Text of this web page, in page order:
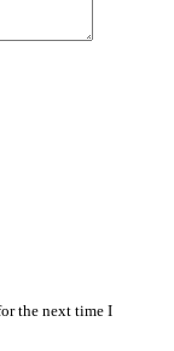
the next time I